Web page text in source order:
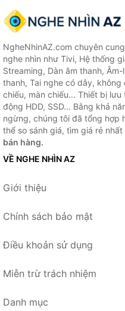
NgheNhinAZ.com chuyên
nghe nhìn như Tivi, Hệ thống
Streaming, Dàn âm thanh,
thanh, Tai nghe có dây,
chiếu, màn chiếu... Thiết bị
động HDD, SSD... Bằng khả
ngừng, chúng tôi đã tổng hợp
thể so sánh giá, tìm giá rẻ
bán hàng.
VỀ NGHE NHÌN AZ
Giới thiệu
Chính sách bảo mật
Điều khoản sử dụng
Miễn trừ trách nhiệm
Danh mục